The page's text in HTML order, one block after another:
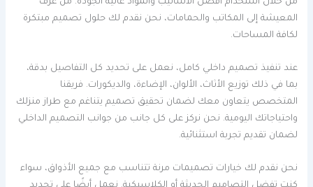
المعيشة إلى المكاتب والحمامات، نحن نقدم لك حلول تصميم مبتكرة
لكافة المساحات.
عند تنفيذ تصميم داخلي كامل، نعمل على تحديد كل التفاصيل بدقة،
بما في ذلك توزيع الأثاث، الألوان، الإضاءة، والديكورات. فريقنا
المتخصص يتعاون معك لضمان تحقيق تصميم يتناغم مع طراز منزلك
واحتياجاتك اليومية. نحن نركز على كل جانب من جوانب التصميم الداخلي
لضمان تقديم تجربة استثنائية.
نحن نقدم لك خيارات تصميمات مرنة تتناسب مع جميع الأذواق، سواء